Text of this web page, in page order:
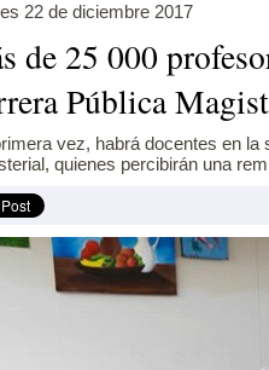
22 de diciembre 2017
de 25 000
Pública
vez, habrá docentes en
quienes percibirán una